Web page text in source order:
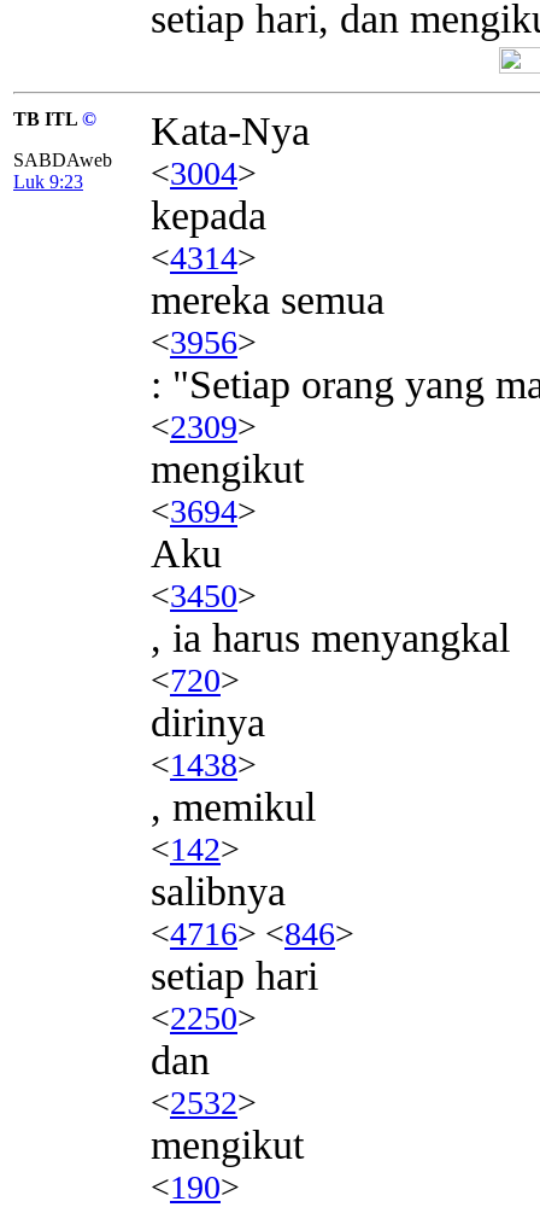
setiap hari, dan
TB ITL ©
SABDAweb
Luk 9:23
Kata-Nya
<3004>
kepada
<4314>
mereka semua
<3956>
: "Setiap orang yang
<2309>
mengikut
<3694>
Aku
<3450>
, ia harus menyangkal
<720>
dirinya
<1438>
, memikul
<142>
salibnya
<4716> <846>
setiap hari
<2250>
dan
<2532>
mengikut
<190>